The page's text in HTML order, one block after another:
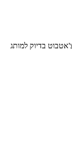
בדיוק למותג